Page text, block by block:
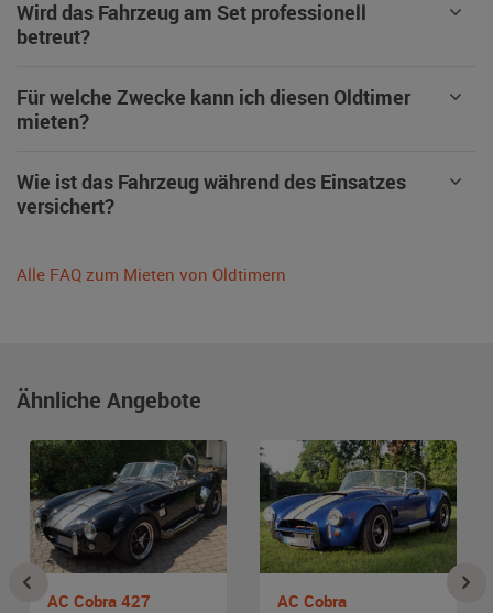
Wird das Fahrzeug am Set professionell
betreut?
Für welche Zwecke kann ich diesen Oldtimer
mieten?
Wie ist das Fahrzeug während des Einsatzes
versichert?
Alle FAQ zum Mieten von Oldtimern
Ähnliche Angebote
AC Cobra 427 AC Cobra